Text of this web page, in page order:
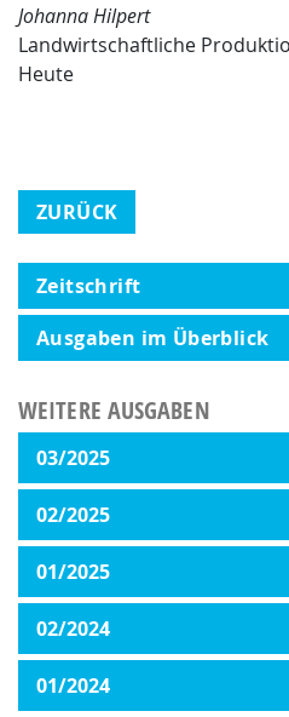
Johanna Hilpert
Landwirtschaftliche
Heute
ZURÜCK
Zeitschrift
Ausgaben im Überblick
WEITERE AUSGABEN
03/2025
02/2025
01/2025
02/2024
01/2024